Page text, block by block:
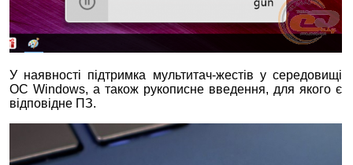
У наявності підтримка мультитач-жестів у середовищі
ОС Windows, а також рукописне введення, для якого є
відповідне ПЗ.